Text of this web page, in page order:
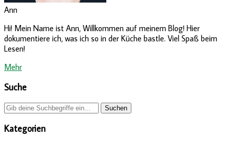
Ann
Hi! Mein Name ist Ann, Willkommen auf meinem Blog! Hier
dokumentiere ich, was ich so in der Küche bastle. Viel Spaß beim
Lesen!
Mehr
Suche
Kategorien